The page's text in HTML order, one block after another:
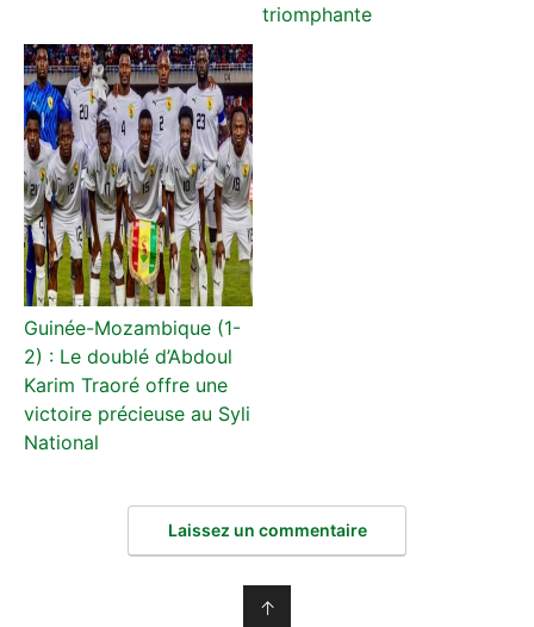
triomphante
Guinée-Mozambique (1-
2) : Le doublé d’Abdoul
Karim Traoré offre une
victoire précieuse au Syli
National
Laissez un commentaire
↑